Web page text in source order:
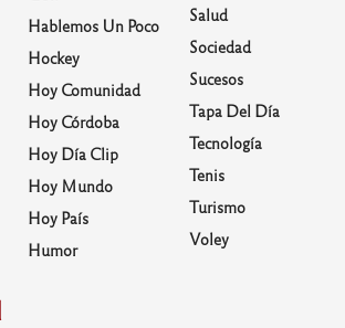
Hablemos Un Poco
Hockey
Hoy Comunidad
Hoy Córdoba
Hoy Día Clip
Hoy Mundo
Hoy País
Humor
Salud
Sociedad
Sucesos
Tapa Del Día
Tecnología
Tenis
Turismo
Voley